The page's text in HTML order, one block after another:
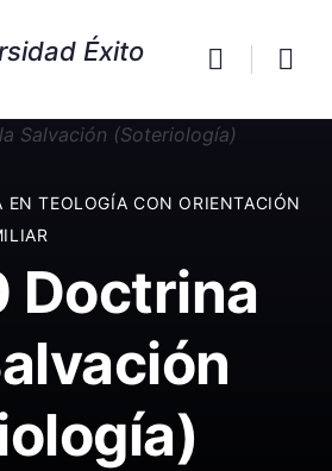
TEOLOGÍA CON ORIENTACIÓN
Doctrina